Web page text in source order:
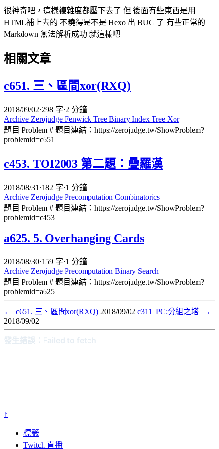
很神奇吧，這樣複雜度都壓下去了 但 後面有些東西是用
HTML補上去的 不曉得是不是 Hexo 出 BUG 了 有些正常的
Markdown 無法解析成功 就這樣吧
相關文章
c651. 三、區間xor(RXQ)
2018/09/02·298 字·2 分鐘
Archive Zerojudge Fenwick Tree Binary Index Tree Xor
題目 Problem # 題目連結：https://zerojudge.tw/ShowProblem?
problemid=c651
c453. TOI2003 第二題：疊羅漢
2018/08/31 ·182 字·1 分鐘
Archive Zerojudge Precomputation Combinatorics
題目 Problem # 題目連結：https://zerojudge.tw/ShowProblem?
problemid=c453
a625. 5. Overhanging Cards
2018/08/30·159 字·1 分鐘
Archive Zerojudge Precomputation Binary Search
題目 Problem # 題目連結：https://zerojudge.tw/ShowProblem?
problemid=a625
← c651. 三、區間xor(RXQ) 2018/09/02 c311. PC:分組之塔
→
2018/09/02
↑
標籤
Twitch 直播